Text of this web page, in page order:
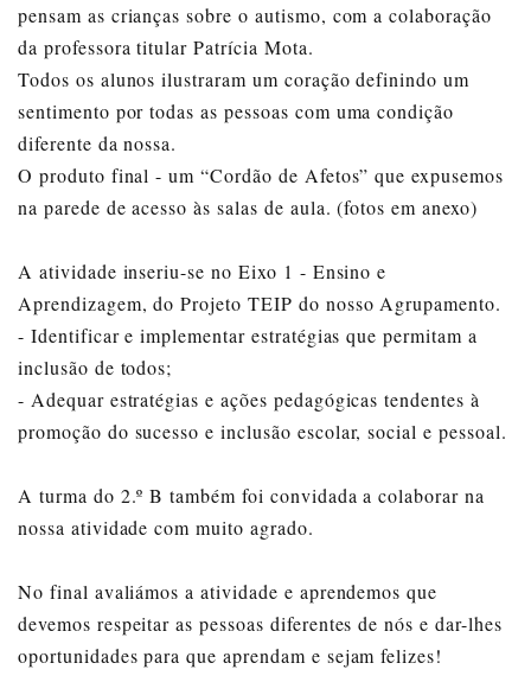
pensam as crianças sobre o autismo, com a colaboração
da professora titular Patrícia Mota.
Todos os alunos ilustraram um coração definindo um
sentimento por todas as pessoas com uma condição
diferente da nossa.
O produto final - um “Cordão de Afetos” que expusemos
na parede de acesso às salas de aula. (fotos em anexo)
A atividade inseriu-se no Eixo 1 - Ensino e
Aprendizagem, do Projeto TEIP do nosso Agrupamento.
- Identificar e implementar estratégias que permitam a
inclusão de todos;
- Adequar estratégias e ações pedagógicas tendentes à
promoção do sucesso e inclusão escolar, social e pessoal.
A turma do 2.º B também foi convidada a colaborar na
nossa atividade com muito agrado.
No final avaliámos a atividade e aprendemos que
devemos respeitar as pessoas diferentes de nós e dar-lhes
oportunidades para que aprendam e sejam felizes!